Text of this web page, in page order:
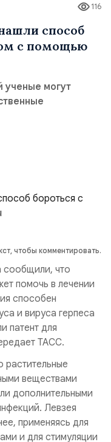
116
способ
с помощью
ученые могут
чтобы комментировать.
сообщили, что
помочь в лечении
способен
и вируса герпеса
патент для
ТАСС.
растительные
веществами
дополнительными
Левзея
применяясь для
и для стимуляции